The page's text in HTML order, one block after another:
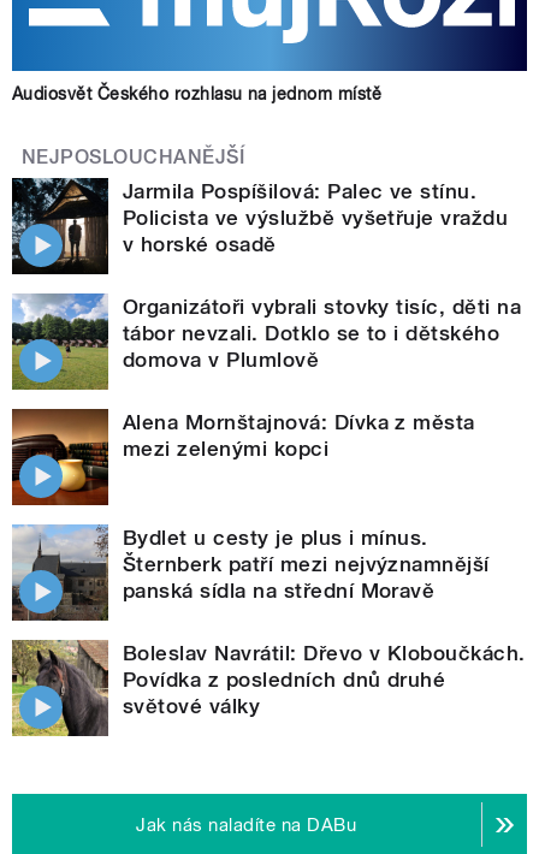
Audiosvět Českého rozhlasu na jednom místě
NEJPOSLOUCHANĚJŠÍ
Jarmila Pospíšilová: Palec ve stínu.
Policista ve výslužbě vyšetřuje vraždu
v horské osadě
Organizátoři vybrali stovky tisíc, děti na
tábor nevzali. Dotklo se to i dětského
domova v Plumlově
Alena Mornštajnová: Dívka z města
mezi zelenými kopci
Bydlet u cesty je plus i mínus.
Šternberk patří mezi nejvýznamnější
panská sídla na střední Moravě
Boleslav Navrátil: Dřevo v Kloboučkách.
Povídka z posledních dnů druhé
světové války
Jak nás naladíte na DABu